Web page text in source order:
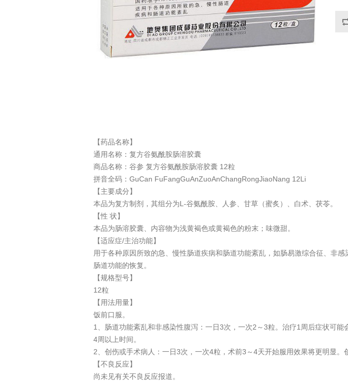
【药品名称】
通用名称： 复方谷氨酰胺肠溶胶囊
商品名称：谷参 复方谷氨酰胺肠溶胶囊 12粒
拼音全码：GuCan FuFangGuAnZuoAnChangRongJiaoNang 12Li
【主要成分】
本品为复方制剂，其组分为L-谷氨酰胺、人参、甘草（蜜炙）、白术、茯苓。
【性 状】
本品为肠溶胶囊、内容物为浅黄褐色或黄褐色的粉末；味微甜。
【适应症/主治功能】
用于各种原因所致的急、慢性肠道疾病和肠道功能紊乱，如肠易激综合征、非
肠道功能的恢复。
【规格型号】
12粒
【用法用量】
饭前口服。
1、肠道功能紊乱和非感染性腹泻：一日3次，一次2～3粒。治疗1周后症状可
4周以上时间。
2、创伤或手术病人：一日3次，一次4粒，术前3～4天开始服用效果将更明显
【不良反应】
尚未见有关不良反应报道。